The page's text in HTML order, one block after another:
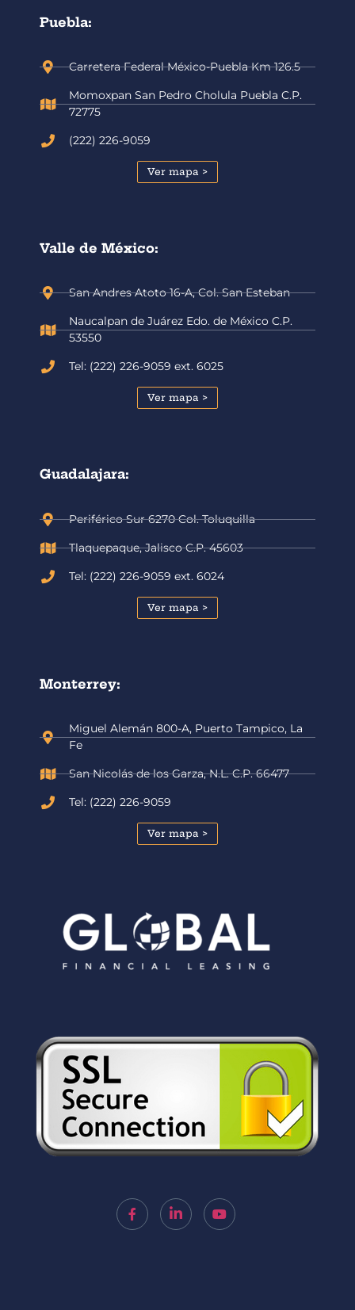
Puebla:
Carretera Federal México-Puebla Km 126.5
Momoxpan San Pedro Cholula Puebla C.P.
72775
(222) 226-9059
Ver mapa >
Valle de México:
San Andres Atoto 16-A, Col. San Esteban
Naucalpan de Juárez Edo. de México C.P.
53550
Tel: (222) 226-9059 ext. 6025
Ver mapa >
Guadalajara:
Periférico Sur 6270 Col. Toluquilla
Tlaquepaque, Jalisco C.P. 45603
Tel: (222) 226-9059 ext. 6024
Ver mapa >
Monterrey:
Miguel Alemán 800-A, Puerto Tampico, La
Fe
San Nicolás de los Garza, N.L. C.P. 66477
Tel: (222) 226-9059
Ver mapa >